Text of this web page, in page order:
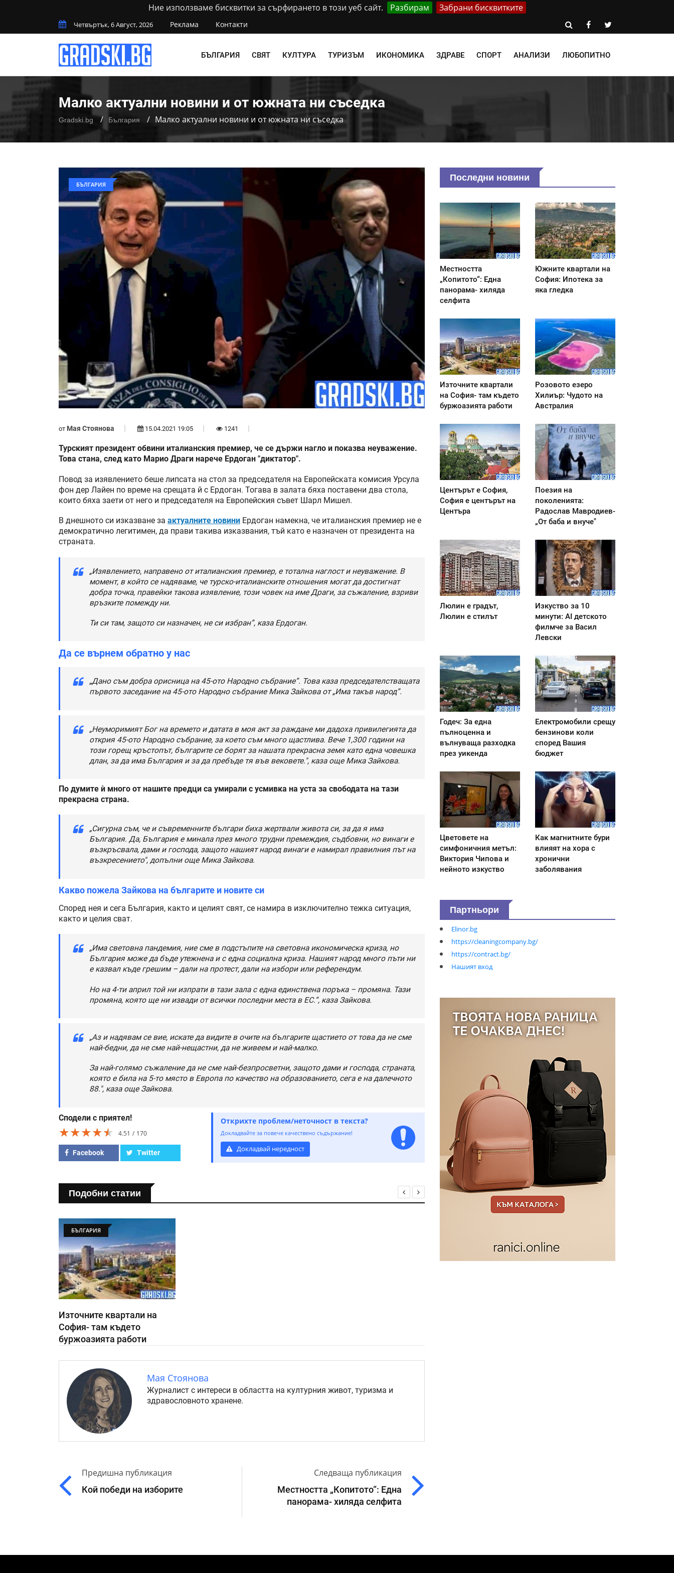
Ние използваме бисквитки за сърфирането в този уеб сайт. Разбирам Забрани бисквитките
Четвъртък, 6 Август, 2026 Реклама Контакти
БЪЛГАРИЯ СВЯТ КУЛТУРА ТУРИЗЪМ ИКОНОМИКА ЗДРАВЕ СПОРТ АНАЛИЗИ ЛЮБОПИТНО
Малко актуални новини и от южната ни съседка
Gradski.bg България Малко актуални новини и от южната ни съседка
БЪЛГАРИЯ
от Мая Стоянова 15.04.2021 19:05 1241
Турският президент обвини италианския премиер, че се държи нагло и показва неуважение.
Това стана, след като Марио Драги нарече Ердоган "диктатор".
Повод за изявлението беше липсата на стол за председателя на Европейската комисия Урсула
фон дер Лайен по време на срещата й с Ердоган. Тогава в залата бяха поставени два стола,
които бяха заети от него и председателя на Европейския съвет Шарл Мишел.
В днешното си изказване за актуалните новини Ердоган намекна, че италианския премиер не е
демократично легитимен, да прави такива изказвания, тъй като е назначен от президента на
страната.
„Изявлението, направено от италианския премиер, е тотална наглост и неуважение. В
момент, в който се надяваме, че турско-италианските отношения могат да достигнат
добра точка, правейки такова изявление, този човек на име Драги, за съжаление, взриви
връзките помежду ни.
Ти си там, защото си назначен, не си избран”, каза Ердоган.
Да се върнем обратно у нас
„Дано съм добра орисница на 45-ото Народно събрание”. Това каза председателстващата
първото заседание на 45-ото Народно събрание Мика Зайкова от „Има такъв народ”.
„Неуморимият Бог на времето и датата в моя акт за раждане ми дадоха привилегията да
открия 45-ото Народно събрание, за което съм много щастлива. Вече 1,300 години на
този горещ кръстопът, българите се борят за нашата прекрасна земя като една човешка
длан, за да има България и за да пребъде тя във вековете.", каза още Мика Зайкова.
По думите ѝ много от нашите предци са умирали с усмивка на уста за свободата на тази
прекрасна страна.
„Сигурна съм, че и съвременните българи биха жертвали живота си, за да я има
България. Да, България е минала през много трудни премеждия, съдбовни, но винаги е
възкръсвала, дами и господа, защото нашият народ винаги е намирал правилния път на
възкресението", допълни още Мика Зайкова.
Какво пожела Зайкова на българите и новите си
Според нея и сега България, както и целият свят, се намира в изключително тежка ситуация,
както и целия сват.
„Има световна пандемия, ние сме в подстъпите на световна икономическа криза, но
България може да бъде утежнена и с една социална криза. Нашият народ много пъти ни
е казвал къде грешим – дали на протест, дали на избори или референдум.
Но на 4-ти април той ни изпрати в тази зала с една единствена поръка – промяна. Тази
промяна, която ще ни извади от всички последни места в ЕС.”, каза Зайкова.
„Аз и надявам се вие, искате да видите в очите на българите щастието от това да не сме
най-бедни, да не сме най-нещастни, да не живеем и най-малко.
За най-голямо съжаление да не сме най-безпросветни, защото дами и господа, страната,
която е била на 5-то място в Европа по качество на образованието, сега е на далечното
88.", каза още Зайкова.
Сподели с приятел!
★★★★★
★★★★★
★★★★★ 4.51 170
Facebook Twitter
Открихте проблем/неточност в текста?
Докладвайте за повече качествено съдържание!
Докладвай нередност
Подобни статии
БЪЛГАРИЯ
Източните квартали на
София- там където
буржоазията работи
Мая Стоянова
Журналист с интереси в областта на културния живот, туризма и
здравословното хранене.
Предишна публикация
Кой победи на изборите
Следваща публикация
Местността „Копитото“: Една
панорама- хиляда селфита
Последни новини
Местността
„Копитото“: Една
панорама- хиляда
селфита
Южните квартали на
София: Ипотека за
яка гледка
Източните квартали
на София- там където
буржоазията работи
Розовото езеро
Хилиър: Чудото на
Австралия
Центърът е София,
София е центърът на
Центъра
Поезия на
поколенията:
Радослав Мавродиев-
„От баба и внуче"
Люлин е градът,
Люлин е стилът
Изкуство за 10
минути: AI детското
филмче за Васил
Левски
Годеч: За една
пълноценна и
вълнуваща разходка
през уикенда
Електромобили срещу
бензинови коли
според Вашия
бюджет
Цветовете на
симфоничния метъл:
Виктория Чипова и
нейното изкуство
Как магнитните бури
влияят на хора с
хронични
заболявания
Партньори
Elinor.bg
https://cleaningcompany.bg/
https://contract.bg/
Нашият вход